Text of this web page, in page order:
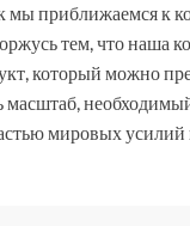
мы приближаемся к
тем, что наша
который можно
масштаб,
мировых усилий